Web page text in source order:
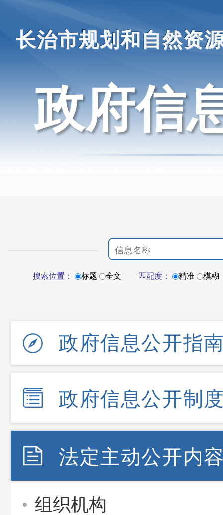
长治市规划和自然资
政府信
搜索位置： 标题 全文 匹配度： 精准 模糊
政府信息公开指
政府信息公开制
法定主动公开内
组织机构